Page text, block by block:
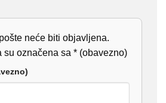
neće biti objavljena.
su označena sa * (obavezno)